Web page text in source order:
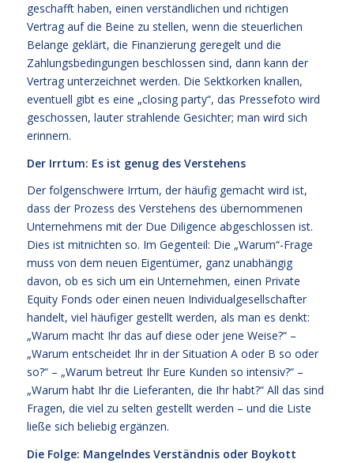
geschafft haben, einen verständlichen und richtigen
Vertrag auf die Beine zu stellen, wenn die steuerlichen
Belange geklärt, die Finanzierung geregelt und die
Zahlungsbedingungen beschlossen sind, dann kann der
Vertrag unterzeichnet werden. Die Sektkorken knallen,
eventuell gibt es eine „closing party“, das Pressefoto wird
geschossen, lauter strahlende Gesichter; man wird sich
erinnern.
Der Irrtum: Es ist genug des Verstehens
Der folgenschwere Irrtum, der häufig gemacht wird ist,
dass der Prozess des Verstehens des übernommenen
Unternehmens mit der Due Diligence abgeschlossen ist.
Dies ist mitnichten so. Im Gegenteil: Die „Warum“-Frage
muss von dem neuen Eigentümer, ganz unabhängig
davon, ob es sich um ein Unternehmen, einen Private
Equity Fonds oder einen neuen Individualgesellschafter
handelt, viel häufiger gestellt werden, als man es denkt:
„Warum macht Ihr das auf diese oder jene Weise?“ –
„Warum entscheidet Ihr in der Situation A oder B so oder
so?“ – „Warum betreut Ihr Eure Kunden so intensiv?“ –
„Warum habt Ihr die Lieferanten, die Ihr habt?“ All das sind
Fragen, die viel zu selten gestellt werden – und die Liste
ließe sich beliebig ergänzen.
Die Folge: Mangelndes Verständnis oder Boykott